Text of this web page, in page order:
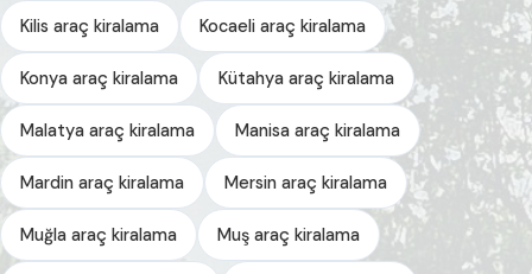
Kilis araç kiralama Kocaeli araç kiralama
Konya araç kiralama Kütahya araç kiralama
Malatya araç kiralama Manisa araç kiralama
Mardin araç kiralama Mersin araç kiralama
Muğla araç kiralama Muş araç kiralama